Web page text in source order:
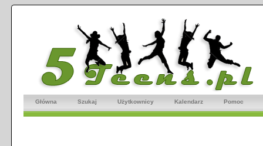
Główna Szukaj Użytkownicy Kalendarz Pomoc